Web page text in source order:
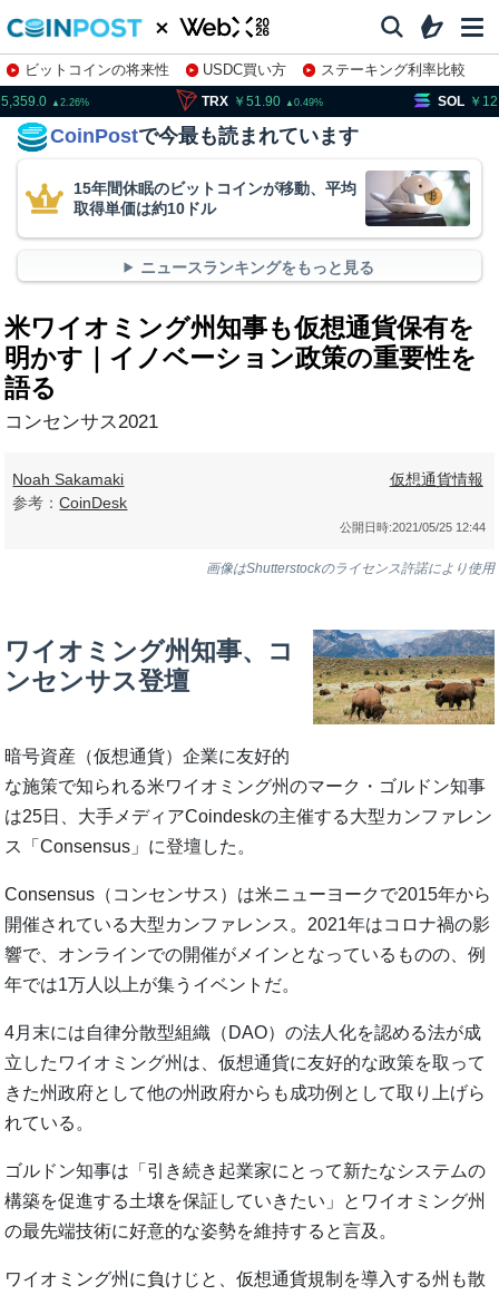
ビットコインの将来性 USDC買い方
ステーキング利率比較
株特集・関連銘柄
2.26 TRX 51.90 0.49 SOL
CoinPostで今最も読まれています
15年間休眠のビットコインが移動、平均
取得単価は約10ドル
ニュースランキングをもっと見る
米ワイオミング州知事も仮想通貨保有を
明かす｜イノベーション政策の重要性を
語る
コンセンサス2021
Noah Sakamaki
参考：CoinDesk
仮想通貨情報
公開日時:2021/05/25 12:44
画像はShutterstockのライセンス許諾により使用
ワイオミング州知事、コ
ンセンサス登壇
暗号資産（仮想通貨）企業に友好的
な施策で知られる米ワイオミング州のマーク・ゴルドン知事
は25日、大手メディアCoindeskの主催する大型カンファレン
ス「Consensus」に登壇した。
Consensus（コンセンサス）は米ニューヨークで2015年から
開催されている大型カンファレンス。2021年はコロナ禍の影
響で、オンラインでの開催がメインとなっているものの、例
年では1万人以上が集うイベントだ。
4月末には自律分散型組織（DAO）の法人化を認める法が成
立したワイオミング州は、仮想通貨に友好的な政策を取って
きた州政府として他の州政府からも成功例として取り上げら
れている。
ゴルドン知事は「引き続き起業家にとって新たなシステムの
構築を促進する土壌を保証していきたい」とワイオミング州
の最先端技術に好意的な姿勢を維持すると言及。
ワイオミング州に負けじと、仮想通貨規制を導入する州も散